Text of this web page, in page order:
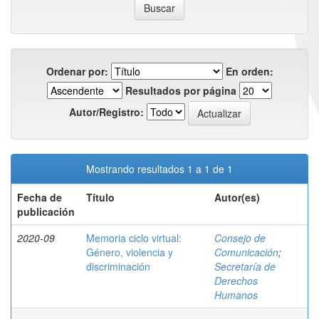
Ordenar por:
En orden:
Resultados por página
Autor/Registro:
Mostrando resultados 1 a 1 de 1
Fecha de
publicación
Título Autor(es)
2020-09
Memoria ciclo virtual:
Género, violencia y
discriminación
Consejo de
Comunicación;
Secretaría de
Derechos
Humanos